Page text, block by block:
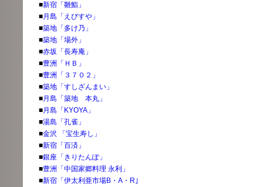
■新宿「雛鮨」
■月島「えびすや」
■築地「多け乃」
■築地「場外」
■赤坂「長寿庵」
■豊洲「ＨＢ」
■豊洲「３７０２」
■築地「すしざんまい」
■月島「築地 本丸」
■月島「KYOYA」
■湯島「孔雀」
■金沢 「宝生寿し」
■新宿「百済」
■銀座「きりたんぽ」
■豊洲「中国家郷料理 永利」
■新宿「伊太利亜市場B・A・R｣